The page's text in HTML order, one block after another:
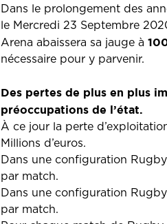
Dans le prolongement des
le Mercredi 23 Septembre
Arena abaissera sa jauge à
nécessaire pour y parvenir.
Des pertes de plus en plus
préoccupations de l’état.
À ce jour la perte
Millions d’euros.
Dans une configuration
par match.
Dans une configuration
par match.